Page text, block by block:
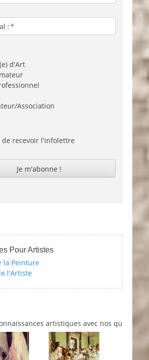
:
d'Art
Association
de recevoir l'infolettre
Pour Artistes
la Peinture
l'Artiste
artistiques avec nos quizzes sur